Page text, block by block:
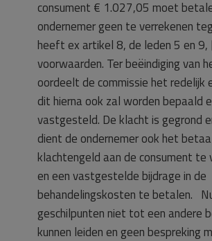
consument € 1.027,05 moet
ondernemer geen te verrekenen
heeft ex artikel 8, de leden 5 en 9,
voorwaarden. Ter beëindiging van
oordeelt de commissie het redelijk
dit hierna ook zal worden bepaald
vastgesteld. De klacht is gegrond
dient de ondernemer ook het
klachtengeld aan de consument te
en een vastgestelde bijdrage in de
behandelingskosten te betalen.
geschilpunten niet tot een andere
kunnen leiden en geen bespreking